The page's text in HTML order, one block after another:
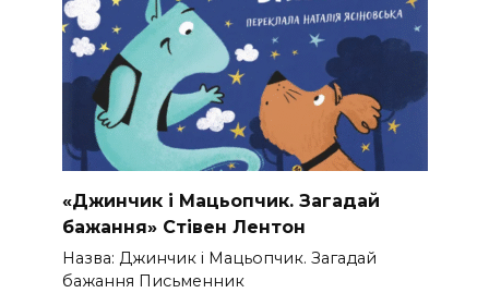
«Джинчик і Мацьопчик. Загадай
бажання» Стівен Лентон
Назва: Джинчик і Мацьопчик. Загадай
бажання Письменник